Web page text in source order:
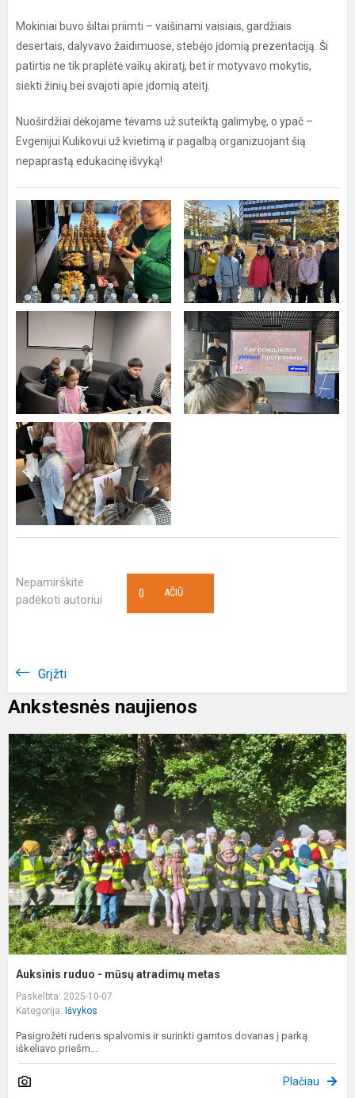
Mokiniai buvo šiltai priimti – vaišinami vaisiais, gardžiais
desertais, dalyvavo žaidimuose, stebėjo įdomią prezentaciją. Ši
patirtis ne tik praplėtė vaikų akiratį, bet ir motyvavo mokytis,
siekti žinių bei svajoti apie įdomią ateitį.
Nuoširdžiai dėkojame tėvams už suteiktą galimybę, o ypač –
Evgenijui Kulikovui už kvietimą ir pagalbą organizuojant šią
nepaprastą edukacinę išvyką!
Nepamirškite
padėkoti autoriui
AČIŪ
0
Grįžti
Ankstesnės naujienos
Auksinis ruduo - mūsų atradimų metas
Paskelbta: 2025-10-07
Kategorija: Išvykos
Pasigrožėti rudens spalvomis ir surinkti gamtos dovanas į parką
iškeliavo priešm...
Plačiau